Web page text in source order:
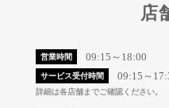
店
営業時間 09:15～18:00
サービス受付時間 09:15～
詳細は各店舗までご確認ください。